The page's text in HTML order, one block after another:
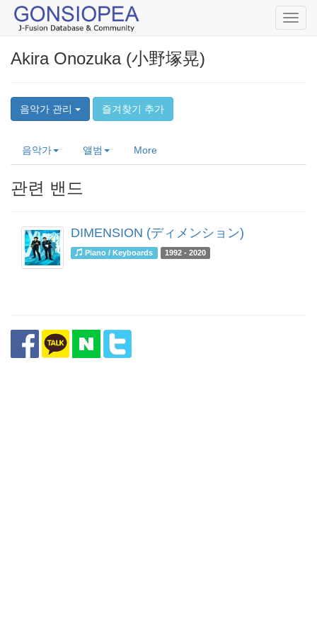
Akira Onozuka (小野塚晃)
음악가 관리 즐겨찾기 추가
음악가 앨범 More
관련 밴드
DIMENSION (ディメンション)
Piano / Keyboards 1992 - 2020